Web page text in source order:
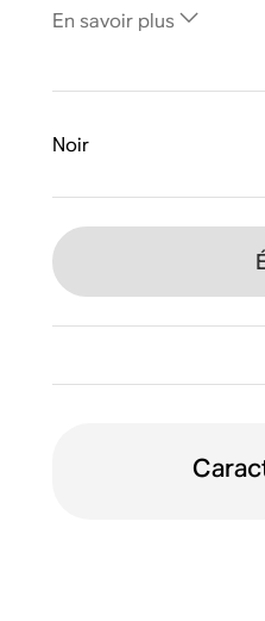
En savoir plus
Noir